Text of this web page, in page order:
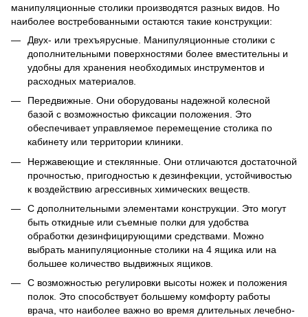
манипуляционные столики производятся разных видов. Но
наиболее востребованными остаются такие конструкции:
Двух- или трехъярусные. Манипуляционные столики с
дополнительными поверхностями более вместительны и
удобны для хранения необходимых инструментов и
расходных материалов.
Передвижные. Они оборудованы надежной колесной
базой с возможностью фиксации положения. Это
обеспечивает управляемое перемещение столика по
кабинету или территории клиники.
Нержавеющие и стеклянные. Они отличаются достаточной
прочностью, пригодностью к дезинфекции, устойчивостью
к воздействию агрессивных химических веществ.
С дополнительными элементами конструкции. Это могут
быть откидные или съемные полки для удобства
обработки дезинфицирующими средствами. Можно
выбрать манипуляционные столики на 4 ящика или на
большее количество выдвижных ящиков.
С возможностью регулировки высоты ножек и положения
полок. Это способствует большему комфорту работы
врача, что наиболее важно во время длительных лечебно-